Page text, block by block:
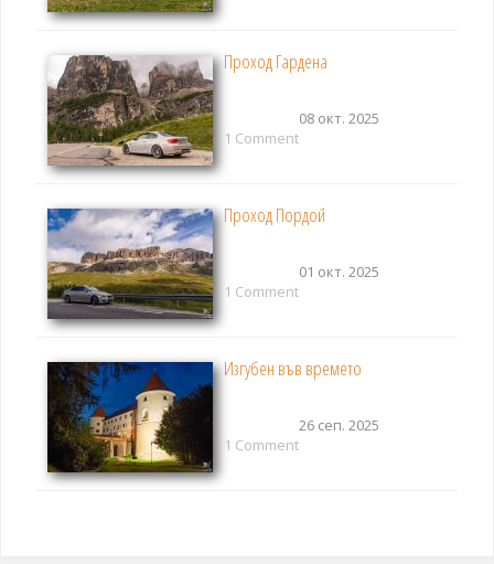
Проход Гардена
08 окт. 2025
1 Comment
Проход Пордой
01 окт. 2025
1 Comment
Изгубен във времето
26 сеп. 2025
1 Comment